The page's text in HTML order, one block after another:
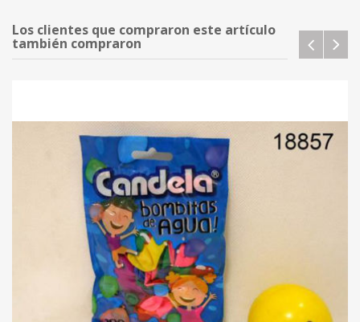
Los clientes que compraron este artículo
también compraron